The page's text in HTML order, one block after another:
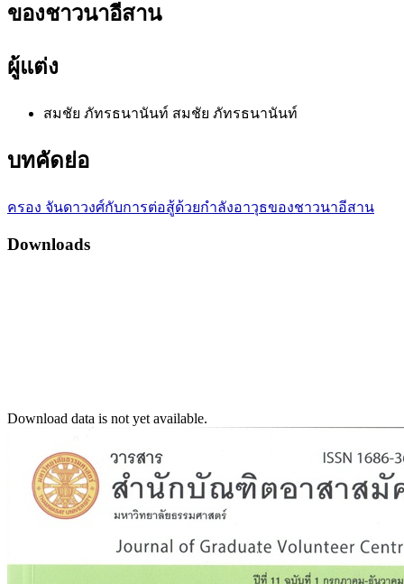
ของชาวนาอีสาน
ผู้แต่ง
สมชัย ภัทรธนานันท์ สมชัย ภัทรธนานันท์
บทคัดย่อ
ครอง จันดาวงศ์กับการต่อสู้ด้วยกำลังอาวุธของชาวนาอีสาน
Downloads
Download data is not yet available.